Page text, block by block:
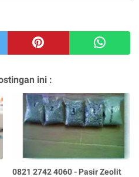
ini :
0821 2742 4060 - Pasir Zeolit